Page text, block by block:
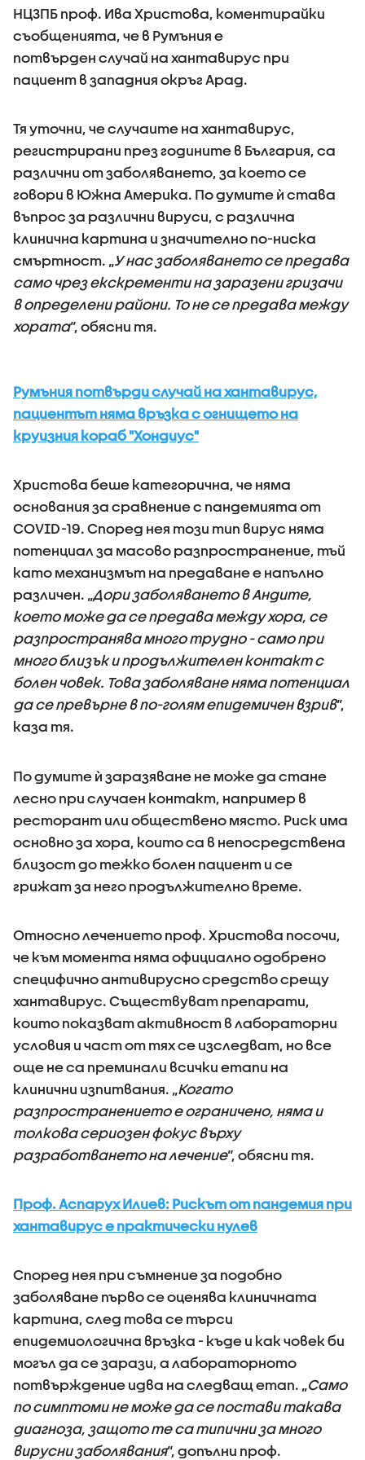
НЦЗПБ проф. Ива Христова, коментирайки
съобщенията, че в Румъния е
потвърден случай на хантавирус при
пациент в западния окръг Арад.
Тя уточни, че случаите на хантавирус,
регистрирани през годините в България, са
различни от заболяването, за което се
говори в Южна Америка. По думите ѝ става
въпрос за различни вируси, с различна
клинична картина и значително по-ниска
смъртност. „У нас заболяването се предава
само чрез екскременти на заразени гризачи
в определени райони. То не се предава между
хората“, обясни тя.
Румъния потвърди случай на хантавирус,
пациентът няма връзка с огнището на
круизния кораб "Хондиус"
Христова беше категорична, че няма
основания за сравнение с пандемията от
COVID-19. Според нея този тип вирус няма
потенциал за масово разпространение, тъй
като механизмът на предаване е напълно
различен. „Дори заболяването в Андите,
което може да се предава между хора, се
разпространява много трудно - само при
много близък и продължителен контакт с
болен човек. Това заболяване няма потенциал
да се превърне в по-голям епидемичен взрив“,
каза тя.
По думите ѝ заразяване не може да стане
лесно при случаен контакт, например в
ресторант или обществено място. Риск има
основно за хора, които са в непосредствена
близост до тежко болен пациент и се
грижат за него продължително време.
Относно лечението проф. Христова посочи,
че към момента няма официално одобрено
специфично антивирусно средство срещу
хантавирус. Съществуват препарати,
които показват активност в лабораторни
условия и част от тях се изследват, но все
още не са преминали всички етапи на
клинични изпитвания. „Когато
разпространението е ограничено, няма и
толкова сериозен фокус върху
разработването на лечение“, обясни тя.
Проф. Аспарух Илиев: Рискът от пандемия при
хантавирус е практически нулев
Според нея при съмнение за подобно
заболяване първо се оценява клиничната
картина, след това се търси
епидемиологична връзка - къде и как човек би
могъл да се зарази, а лабораторното
потвърждение идва на следващ етап. „Само
по симптоми не може да се постави такава
диагноза, защото те са типични за много
вирусни заболявания“, допълни проф.